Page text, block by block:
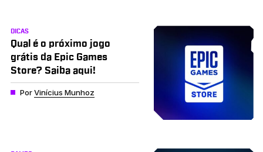
DICAS
Qual é o próximo jogo
grátis da Epic Games
Store? Saiba aqui!
PorVinícius Munhoz